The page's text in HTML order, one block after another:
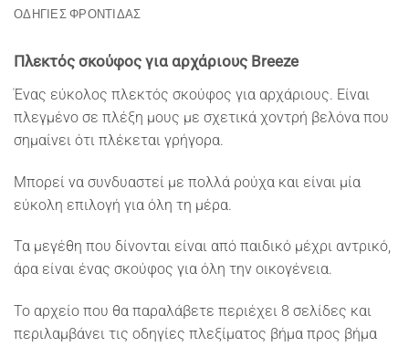
ΟΔΗΓΙΕΣ ΦΡΟΝΤΙΔΑΣ
Πλεκτός σκούφος για αρχάριους Breeze
Ένας εύκολος πλεκτός σκούφος για αρχάριους. Είναι
πλεγμένο σε πλέξη μους με σχετικά χοντρή βελόνα που
σημαίνει ότι πλέκεται γρήγορα.
Μπορεί να συνδυαστεί με πολλά ρούχα και είναι μία
εύκολη επιλογή για όλη τη μέρα.
Τα μεγέθη που δίνονται είναι από παιδικό μέχρι αντρικό,
άρα είναι ένας σκούφος για όλη την οικογένεια.
Το αρχείο που θα παραλάβετε περιέχει 8 σελίδες και
περιλαμβάνει τις οδηγίες πλεξίματος βήμα προς βήμα